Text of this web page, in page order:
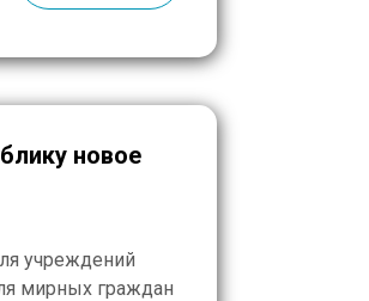
новое
учреждений
мирных граждан